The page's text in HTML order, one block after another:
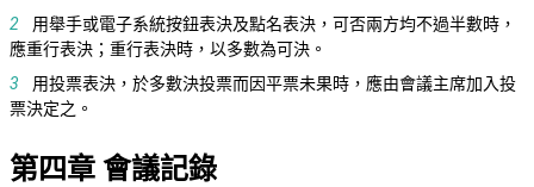
2
用舉手或電子系統按鈕表決及點名表決，可否兩方均不過半數時，
應重行表決；重行表決時，以多數為可決。
3
用投票表決，於多數決投票而因平票未果時，應由會議主席加入投
票決定之。
第四章 會議記錄